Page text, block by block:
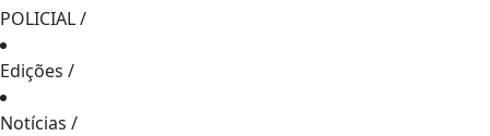
POLICIAL/
Edições /
Notícias /